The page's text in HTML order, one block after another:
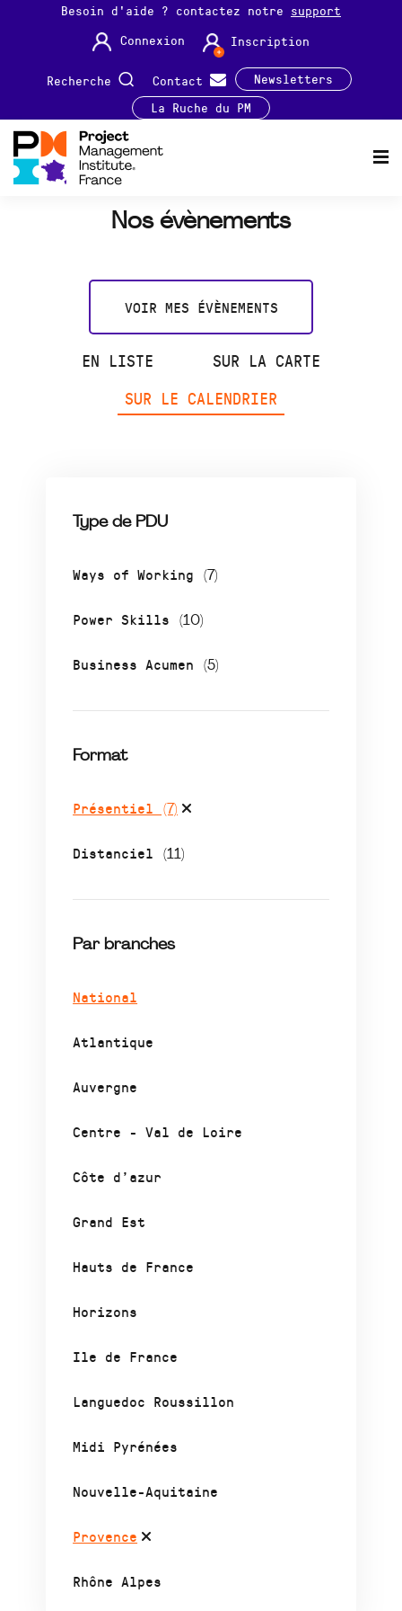
Besoin d'aide ? contactez notre support
Connexion
Inscription
Recherche Contact
Newsletters
La Ruche du PM
Nos évènements
VOIR MES ÉVÈNEMENTS
EN LISTE
SUR LA CARTE
SUR LE CALENDRIER
Type de PDU
Ways of Working (7)
Power Skills (10)
Business Acumen (5)
Format
Présentiel (7)
Distanciel (11)
Par branches
National
Atlantique
Auvergne
Centre - Val de Loire
Côte d’azur
Grand Est
Hauts de France
Horizons
Ile de France
Languedoc Roussillon
Midi Pyrénées
Nouvelle-Aquitaine
Provence
Rhône Alpes